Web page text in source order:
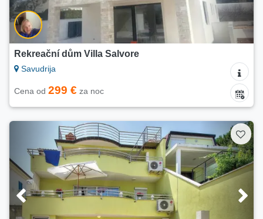
Rekreační dům Villa Salvore
Savudrija
Cena od 299 € za noc